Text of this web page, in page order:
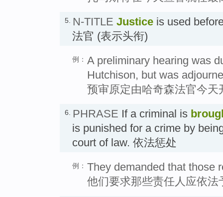
5. N-TITLE Justice is used
法官 (表示头衔)
例： A preliminary hearing was
Hutchison, but was
预审原定由哈奇森法官今
6. PHRASE If a criminal is
is punished for a crime by
court of law. 依法惩处
例： They demanded that those
他们要求那些责任人应依法